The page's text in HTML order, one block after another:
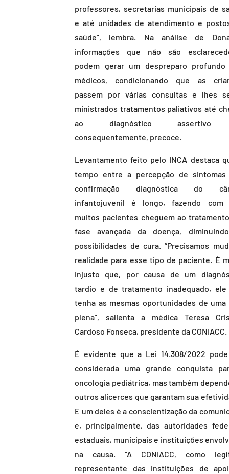
professores, secretarias municipais de
e até unidades de atendimento e
saúde”, lembra. Na análise de
informações que não são
podem gerar um despreparo profundo
médicos, condicionando que as
passem por várias consultas e lhes
ministrados tratamentos paliativos até
ao diagnóstico
consequentemente, precoce.
Levantamento feito pelo INCA destaca
tempo entre a percepção de
confirmação diagnóstica do
infantojuvenil é longo, fazendo com
muitos pacientes cheguem ao
fase avançada da doença,
possibilidades de cura. “Precisamos
realidade para esse tipo de paciente. É
injusto que, por causa de um
tardio e de tratamento inadequado, ele
tenha as mesmas oportunidades de uma
plena”, salienta a médica Teresa
Cardoso Fonseca, presidente da CONIACC.
É evidente que a Lei 14.308/2022
considerada uma grande conquista
oncologia pediátrica, mas também
outros alicerces que garantam sua
E um deles é a conscientização da
e, principalmente, das autoridades
estaduais, municipais e instituições
na causa. “A CONIACC, como
representante das instituições de